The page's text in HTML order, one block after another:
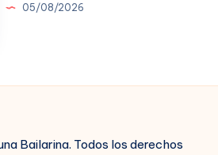
05/08/2026
Bailarina. Todos los derechos